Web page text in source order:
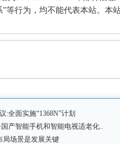
等行为，均不能代表本站。本
:全面实施“1368N”计划
产智能手机和智能电视适老化..
局场景是发展关键